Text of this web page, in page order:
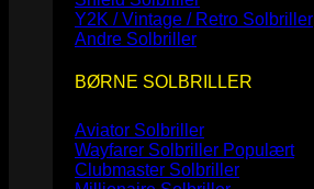
Y2K / Vintage / Retro Solbriller
Andre Solbriller
BØRNE SOLBRILLER
Aviator Solbriller
Wayfarer Solbriller
Clubmaster Solbriller